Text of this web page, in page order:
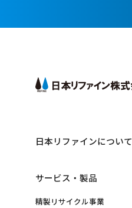
日本リファインについて
サービス・製品
精製リサイクル事業